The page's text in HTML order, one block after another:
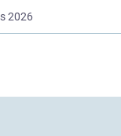
2026